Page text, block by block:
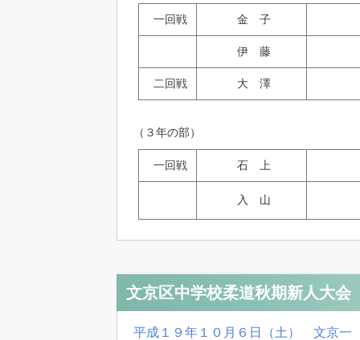
一回戦 金 子
伊 藤
二回戦 大 澤
（３年の部）
一回戦 石 上
入 山
文京区中学校柔道秋期新人大会
平成１９年１０月６日（土） 文京一